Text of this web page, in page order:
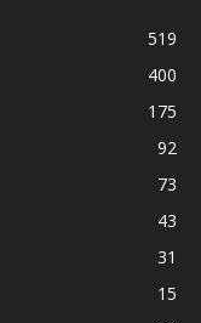
519
400
175
92
73
43
31
15